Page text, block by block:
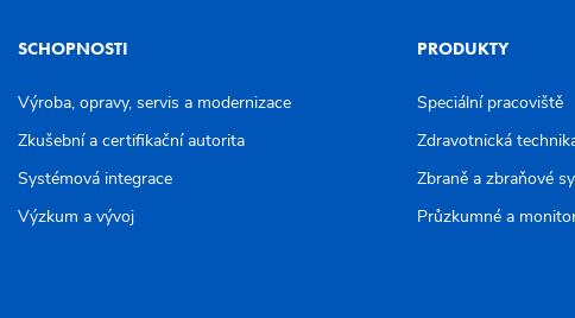
SCHOPNOSTI
Výroba, opravy, servis a modernizace
Zkušební a certifikační autorita
Systémová integrace
Výzkum a vývoj
PRODUKTY
Speciální pracoviště
Zdravotnická
Zbraně a zbraňové
Průzkumné a